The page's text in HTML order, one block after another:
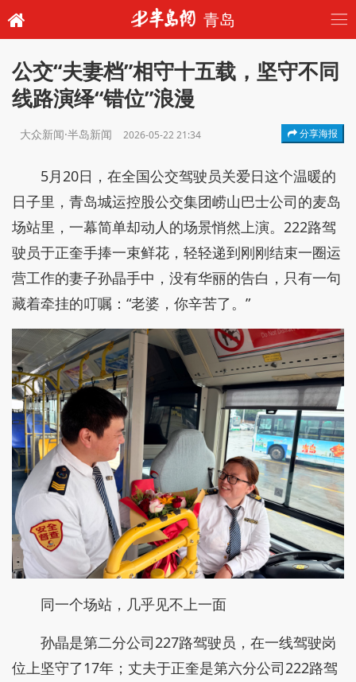
青岛
公交“夫妻档”相守十五载，坚守不同
线路演绎“错位”浪漫
大众新闻·半岛新闻 2026-05-22 21:34 分享海报
5月20日，在全国公交驾驶员关爱日这个温暖的
日子里，青岛城运控股公交集团崂山巴士公司的麦岛
场站里，一幕简单却动人的场景悄然上演。222路驾
驶员于正奎手捧一束鲜花，轻轻递到刚刚结束一圈运
营工作的妻子孙晶手中，没有华丽的告白，只有一句
藏着牵挂的叮嘱：“老婆，你辛苦了。”
同一个场站，几乎见不上一面
孙晶是第二分公司227路驾驶员，在一线驾驶岗
位上坚守了17年；丈夫于正奎是第六分公司222路驾